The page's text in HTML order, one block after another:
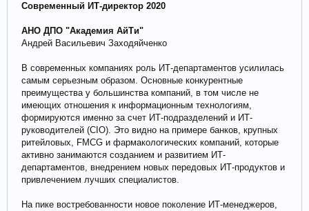
Современный ИТ-директор 2020
АНО ДПО "Академия АйТи"
Андрей Васильевич Заходяйченко
В современных компаниях роль ИТ-департаментов усилилась
самым серьезным образом. Основные конкурентные
преимущества у большинства компаний, в том числе не
имеющих отношения к информационным технологиям,
формируются именно за счет ИТ-подразделений и ИТ-
руководителей (CIO). Это видно на примере банков, крупных
ритейловых, FMCG и фармакологических компаний, которые
активно занимаются созданием и развитием ИТ-
департаментов, внедрением новых передовых ИТ-продуктов и
привлечением лучших специалистов.
На пике востребованности новое поколение ИТ-менеджеров,